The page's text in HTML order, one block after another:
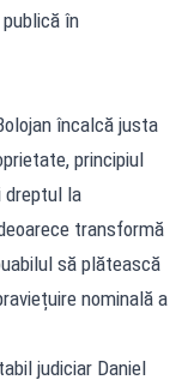
în
încalcă justa
principiul
dreptul la
transformă
să plătească
nominală a
judiciar Daniel